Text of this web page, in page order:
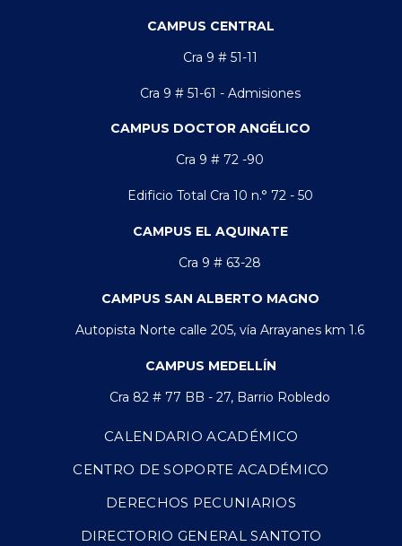
CAMPUS CENTRAL
Cra 9 # 51-11
Cra 9 # 51-61 - Admisiones
CAMPUS DOCTOR ANGÉLICO
Cra 9 # 72 -90
Edificio Total Cra 10 n.° 72 - 50
CAMPUS EL AQUINATE
Cra 9 # 63-28
CAMPUS SAN ALBERTO MAGNO
Autopista Norte calle 205, vía Arrayanes km 1.6
CAMPUS MEDELLÍN
Cra 82 # 77 BB - 27, Barrio Robledo
CALENDARIO ACADÉMICO
CENTRO DE SOPORTE ACADÉMICO
DERECHOS PECUNIARIOS
DIRECTORIO GENERAL SANTOTO